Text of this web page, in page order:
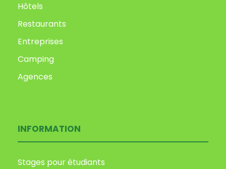
Hôtels
Restaurants
Entreprises
Camping
Agences
INFORMATION
Stages pour étudiants